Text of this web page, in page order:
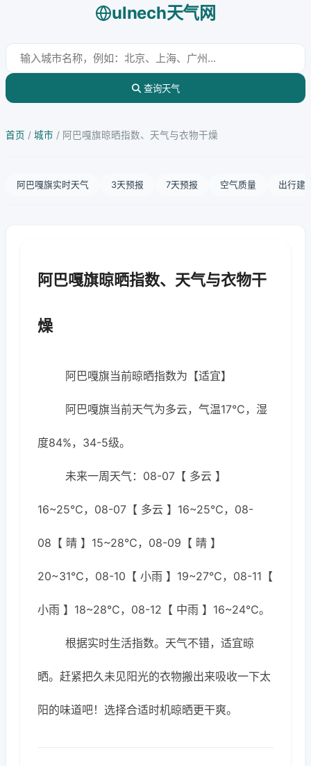
ulnech天气网
查询天气
首页 / 城市 / 阿巴嘎旗晾晒指数、天气与衣物干燥
阿巴嘎旗实时天气 3天预报 7天预报 空气质量 出行建
阿巴嘎旗晾晒指数、天气与衣物干
燥
阿巴嘎旗当前晾晒指数为【适宜】
阿巴嘎旗当前天气为多云，气温17℃，湿
度84%，34-5级。
未来一周天气：08-07【 多云 】
16~25℃，08-07【 多云 】16~25℃，08-
08【 晴 】15~28℃，08-09【 晴 】
20~31℃，08-10【 小雨 】19~27℃，08-11【
小雨 】18~28℃，08-12【 中雨 】16~24℃。
根据实时生活指数。天气不错，适宜晾
晒。赶紧把久未见阳光的衣物搬出来吸收一下太
阳的味道吧！选择合适时机晾晒更干爽。